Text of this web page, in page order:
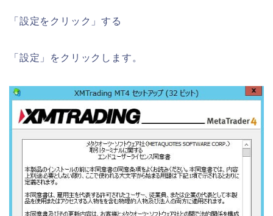
「設定をクリック」する
「設定」をクリックします。